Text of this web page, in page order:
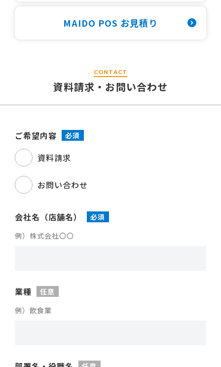
MAIDO POS お見積り
CONTACT
資料請求・お問い合わせ
ご希望内容 必須
資料請求
お問い合わせ
会社名（店舗名）
必須
例）株式会社〇〇
業種
任意
例）飲食業